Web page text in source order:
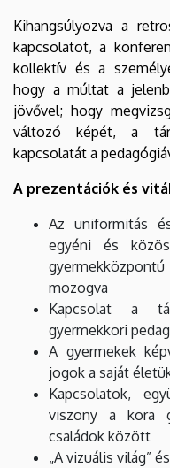
Kihangsúlyozva a
kapcsolatot, a
kollektív és a
hogy a múltat a
jövővel; hogy
változó képét, a
kapcsolatát a
A prezentációk és
Az uniformitás
egyéni és
mozogva
Kapcsolat a
gyermekkori
A gyermekek
jogok a saját
Kapcsolatok,
viszony a kora
családok között
„A vizuális világ”